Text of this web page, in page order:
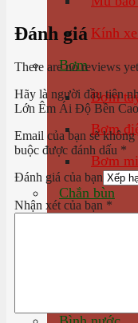
Kính
Bơm
Bơm
Bơm
Bơm
Chắn bùn
Đánh giá
There are no reviews yet
Hãy là người đầu tiên
Lớn Êm Ái Độ Bền
Email của bạn sẽ
buộc được đánh dấu *
Đánh giá của bạn
Nhận xét của bạn *